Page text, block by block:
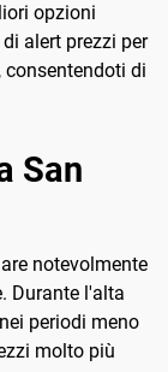
opzioni
alert prezzi per
consentendoti di
San
notevolmente
Durante l'alta
periodi meno
molto più